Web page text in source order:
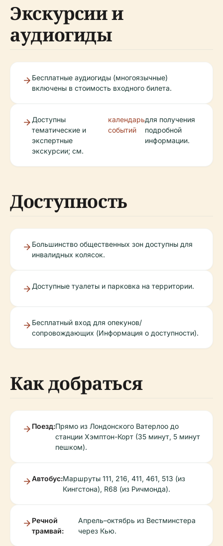
Экскурсии и
аудиогиды
Бесплатные аудиогиды (многоязычные)
включены в стоимость входного билета.
Доступны
тематические и
экспертные
экскурсии; см.
календарь
событий
для получения
подробной
информации.
Доступность
Большинство общественных зон доступны для
инвалидных колясок.
Доступные туалеты и парковка на территории.
Бесплатный вход для опекунов/
сопровождающих (Информация о доступности).
Как добраться
Поезд:Прямо из Лондонского Ватерлоо до
станции Хэмптон-Корт (35 минут, 5 минут
пешком).
Автобус:Маршруты 111, 216, 411, 461, 513 (из
Кингстона), R68 (из Ричмонда).
Речной
трамвай:
Апрель–октябрь из Вестминстера
через Кью.